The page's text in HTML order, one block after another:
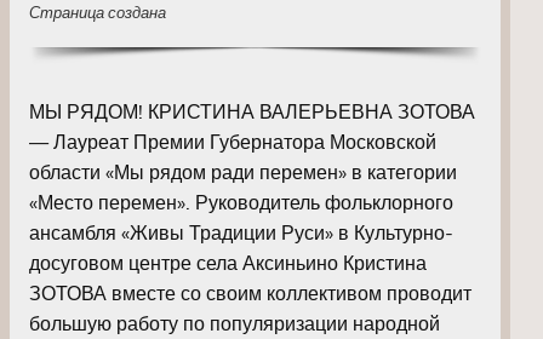
Страница создана
МЫ РЯДОМ! КРИСТИНА ВАЛЕРЬЕВНА ЗОТОВА
— Лауреат Премии Губернатора Московской
области «Мы рядом ради перемен» в категории
«Место перемен». Руководитель фольклорного
ансамбля «Живы Традиции Руси» в Культурно-
досуговом центре села Аксиньино Кристина
ЗОТОВА вместе со своим коллективом проводит
большую работу по популяризации народной